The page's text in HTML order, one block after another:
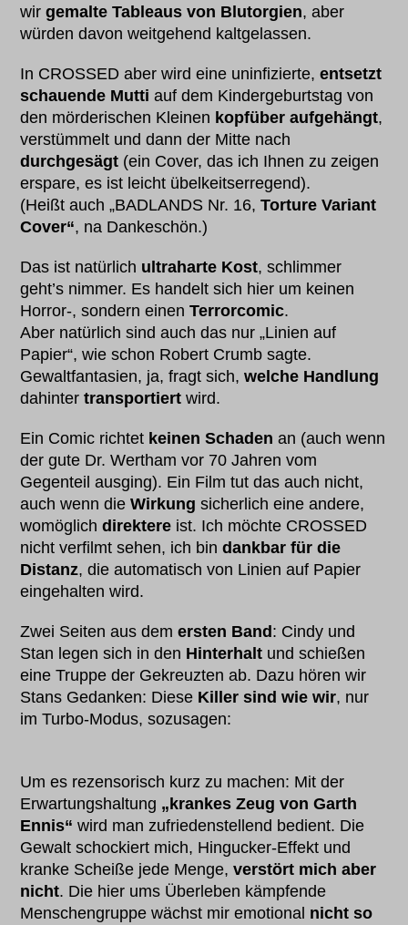
wirgemalte Tableaus von Blutorgien, aber
würden davon weitgehend kaltgelassen.
In CROSSED aber wird eine uninfizierte,entsetzt
schauende Mutti auf dem Kindergeburtstag von
den mörderischen Kleinen kopfüber aufgehängt,
verstümmelt und dann der Mitte nach
durchgesägt (ein Cover, das ich Ihnen zu zeigen
erspare, es ist leicht übelkeitserregend).
(Heißt auch „BADLANDS Nr. 16,Torture Variant
Cover“, na Dankeschön.)
Das ist natürlich ultraharte Kost, schlimmer
geht’s nimmer. Es handelt sich hier um keinen
Horror-, sondern einenTerrorcomic.
Aber natürlich sind auch das nur „Linien auf
Papier“, wie schon Robert Crumb sagte.
Gewaltfantasien, ja, fragt sich,welche Handlung
dahintertransportiert wird.
Ein Comic richtet keinen Schaden an (auch wenn
der gute Dr. Wertham vor 70 Jahren vom
Gegenteil ausging). Ein Film tut das auch nicht,
auch wenn dieWirkung sicherlich eine andere,
womöglichdirektere ist. Ich möchte CROSSED
nicht verfilmt sehen, ich bindankbar für die
Distanz, die automatisch von Linien auf Papier
eingehalten wird.
Zwei Seiten aus demersten Band : Cindy und
Stan legen sich in den Hinterhalt und schießen
eine Truppe der Gekreuzten ab. Dazu hören wir
Stans Gedanken: Diese Killer sind wie wir, nur
im Turbo-Modus, sozusagen:
Um es rezensorisch kurz zu machen: Mit der
Erwartungshaltung „krankes Zeug von Garth
Ennis“wird man zufriedenstellend bedient. Die
Gewalt schockiert mich, Hingucker-Effekt und
kranke Scheiße jede Menge,verstört mich aber
nicht. Die hier ums Überleben kämpfende
Menschengruppe wächst mir emotional nicht so